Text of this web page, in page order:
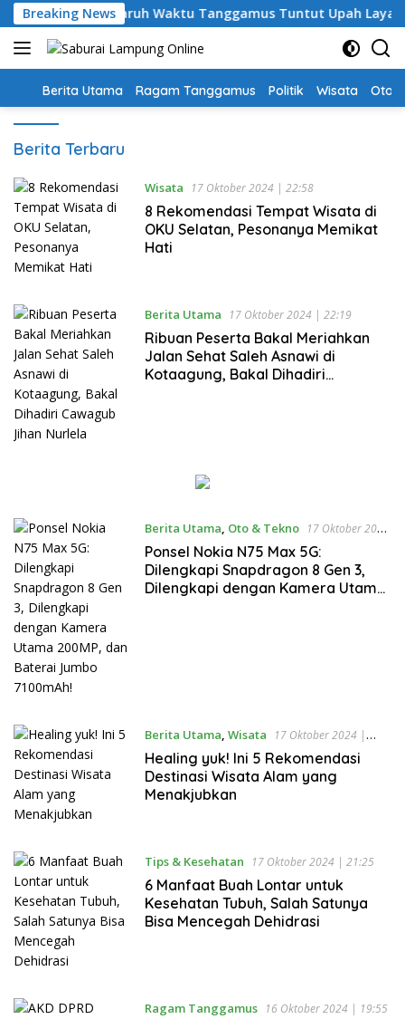
Langsung
ke
konten
Breaking News
Guru PPPK Paruh Waktu Tanggamus Tuntut Upah Layak
Home
Berita Utama Ragam Tanggamus Politik Wisata Oto
Berita Terbaru
Wisata 17 Oktober 2024 | 22:58
8 Rekomendasi Tempat Wisata di
OKU Selatan, Pesonanya Memikat
Hati
Berita Utama 17 Oktober 2024 | 22:19
Ribuan Peserta Bakal Meriahkan
Jalan Sehat Saleh Asnawi di
Kotaagung, Bakal Dihadiri
Berita Utama, Oto & Tekno
17 Oktober 2024
| 22:09
Ponsel Nokia N75 Max 5G:
Dilengkapi Snapdragon 8 Gen 3,
Dilengkapi dengan Kamera Utama
Berita Utama, Wisata
17 Oktober 2024 |
21:46
Healing yuk! Ini 5 Rekomendasi
Destinasi Wisata Alam yang
Menakjubkan
Tips & Kesehatan 17 Oktober 2024 | 21:25
6 Manfaat Buah Lontar untuk
Kesehatan Tubuh, Salah Satunya
Bisa Mencegah Dehidrasi
Ragam Tanggamus 16 Oktober 2024 | 19:55